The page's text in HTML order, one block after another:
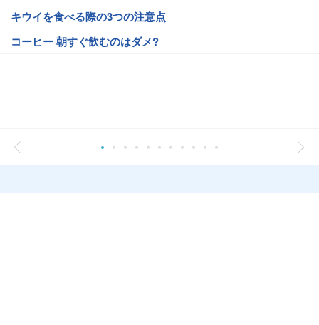
キウイを食べる際の3つの注意点
コーヒー 朝すぐ飲むのはダメ?